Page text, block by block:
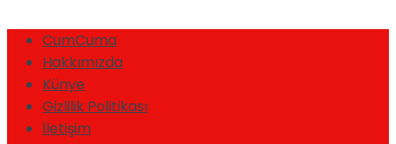
CumCuma
Hakkımızda
Künye
Gizlilik Politikası
İletişim